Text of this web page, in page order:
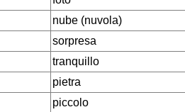
nube (nuvola)
sorpresa
tranquillo
pietra
piccolo